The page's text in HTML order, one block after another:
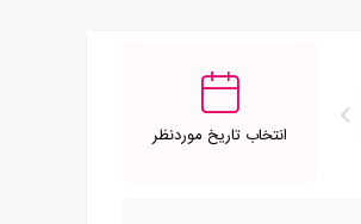
انتخاب تاریخ موردنظر